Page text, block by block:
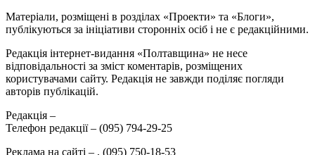
Матеріали, розміщені в розділах «Проекти» та «Блоги»,
публікуються за ініціативи сторонніх осіб і не є редакційними.
Редакція інтернет-видання «Полтавщина» не несе
відповідальності за зміст коментарів, розміщених
користувачами сайту. Редакція не завжди поділяє погляди
авторів публікацій.
Редакція –
Телефон редакції – (095) 794-29-25
Реклама на сайті – , (095) 750-18-53